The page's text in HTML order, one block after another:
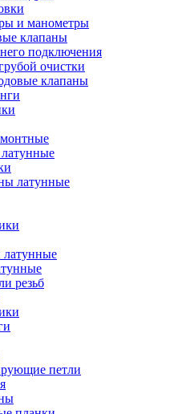
и манометры
клапаны
подключения
очистки
клапаны
латунные
резьб
петли